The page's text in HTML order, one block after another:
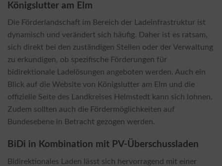
Königslutter am Elm
Die Förderlandschaft im Bereich der Ladeinfrastruktur ist
dynamisch und verändert sich häufig. Daher ist es ratsam,
sich direkt bei den zuständigen Stellen oder der Verwaltung
zu erkundigen, ob spezifische Förderungen für
bidirektionale Ladelösungen angeboten werden. Auch ein
Blick auf die Website von Königslutter am Elm und die
offizielle Seite des Landkreises Helmstedt kann sich lohnen.
Zudem sollten auch die Fördermöglichkeiten auf
Bundesebene in Betracht gezogen werden.
BiDi in Kombination mit PV-Überschussladen
Bidirektionales Laden lässt sich hervorragend mit einer